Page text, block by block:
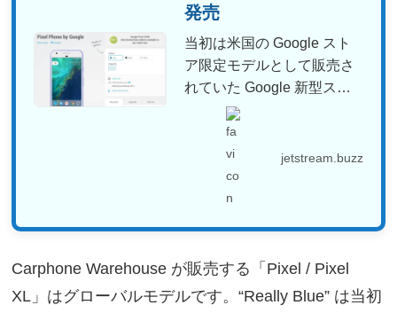
発売
当初は米国の Google スト
ア限定モデルとして販売さ
れていた Google 新型スマ
ートフォン「...
jetstream.buzz
Carphone Warehouse が販売する「Pixel / Pixel
XL」はグローバルモデルです。“Really Blue” は当初